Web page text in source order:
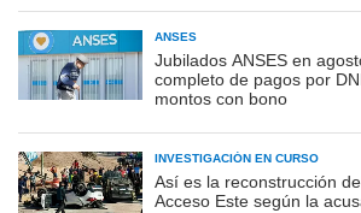
ANSES
Jubilados ANSES en
completo de pagos por
montos con bono
INVESTIGACIÓN EN CURSO
Así es la reconstrucción
Acceso Este según la